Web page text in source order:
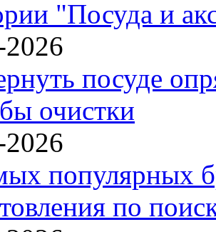
"Посуда и
посуде
очистки
популярных
по